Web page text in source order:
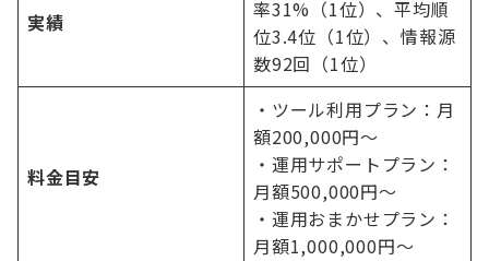
実績
率31%（1位）、平均順
位3.4位（1位）、情報源
数92回（1位）
料金目安
・ツール利用プラン：月
額200,000円〜
・運用サポートプラン：
月額500,000円〜
・運用おまかせプラン：
月額1,000,000円〜